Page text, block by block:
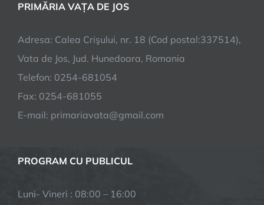
PRIMĂRIA VAȚA DE JOS
Adresa: Calea Crişului, nr. 18 (Cod postal:337514),
Vata de Jos, Jud. Hunedoara, Romania
Telefon: 0254-681054
Fax: 0254-681055
E-mail: primariavata@gmail.com
PROGRAM CU PUBLICUL
Luni- Vineri : 08:00 – 16:00